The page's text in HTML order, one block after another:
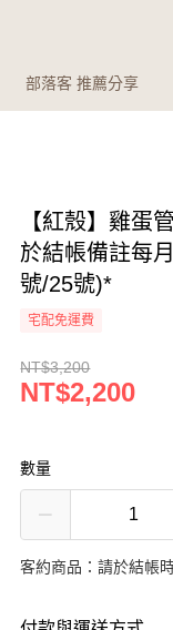
部落客 推薦分享
【紅殼】雞蛋
於結帳備註每
號/25號)*
宅配免運費
NT$3,200
NT$2,200
數量
客約商品：請於結帳